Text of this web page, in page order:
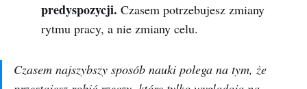
predyspozycji. Czasem potrzebujesz zmiany
rytmu pracy, a nie zmiany celu.
Czasem najszybszy sposób nauki polega na tym, że